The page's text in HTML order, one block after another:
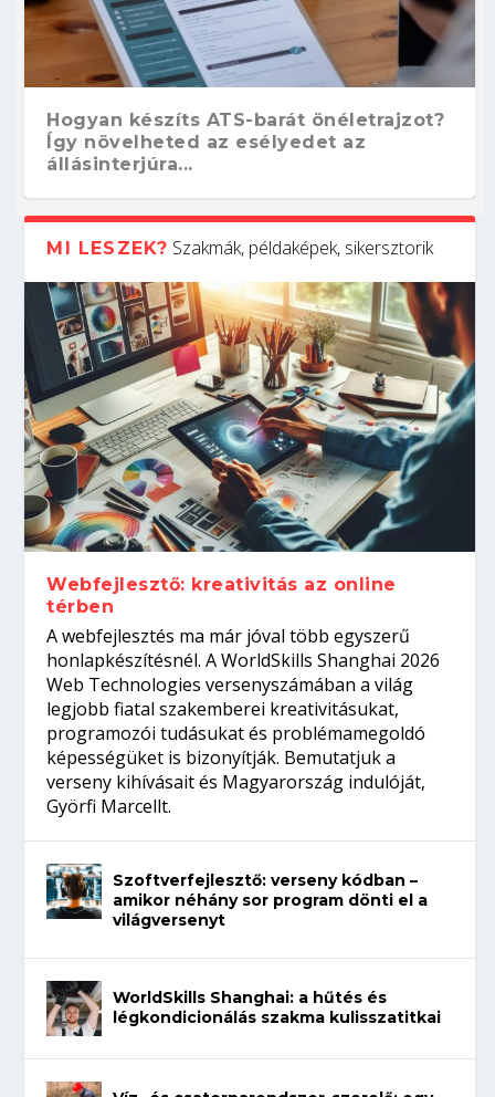
Hogyan készíts ATS-barát önéletrajzot?
Így növelheted az esélyedet az
állásinterjúra...
Kitalálod, mire használják ezeket a
gépeket?
Nem sikerült az egyetemi felvételi?
Tanulj szakmát!
Szoftverfejlesztő: verseny kódban –
amikor néhány sor program dönti el a
világversenyt...
Digitális detox – hogyan kapcsolódj ki
telefon nélkül?
MI LESZEK? Szakmák, példaképek, sikersztorik
Webfejlesztő: kreativitás az online
térben
A webfejlesztés ma már jóval több egyszerű
honlapkészítésnél. A WorldSkills Shanghai 2026
Web Technologies versenyszámában a világ
legjobb fiatal szakemberei kreativitásukat,
programozói tudásukat és problémamegoldó
képességüket is bizonyítják. Bemutatjuk a
verseny kihívásait és Magyarország indulóját,
Györfi Marcellt.
Szoftverfejlesztő: verseny kódban –
amikor néhány sor program dönti el a
világversenyt
WorldSkills Shanghai: a hűtés és
légkondicionálás szakma kulisszatitkai